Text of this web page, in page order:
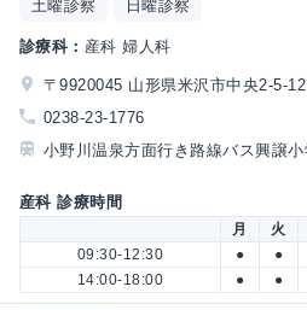
土曜診察 日曜診察
診療科： 産科 婦人科
〒9920045 山形県米沢市中央2-5-12
0238-23-1776
小野川温泉方面行き路線バス興譲
産科 診療時間
月 火
09:30-12:30
● ●
14:00-18:00
● ●